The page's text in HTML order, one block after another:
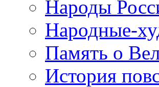
Народы
Народные-
Память о
История